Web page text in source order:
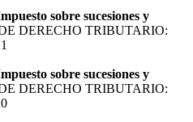
sobre sucesiones y
DERECHO TRIBUTARIO:
sobre sucesiones y
DERECHO TRIBUTARIO: